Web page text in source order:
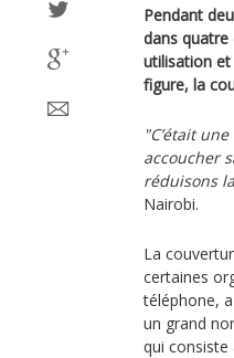
Pendant
dans quatre
utilisation et
figure, la
"C’était
accoucher
réduisons
Nairobi.
La
certaines
téléphone,
un grand
qui